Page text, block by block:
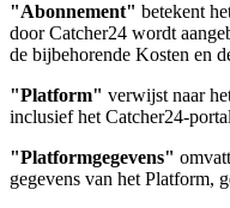
"Abonnement" betekent
door Catcher24 wordt
de bijbehorende Kosten en
"Platform" verwijst naar
inclusief het Catcher24-
"Platformgegevens"
gegevens van het Platform,